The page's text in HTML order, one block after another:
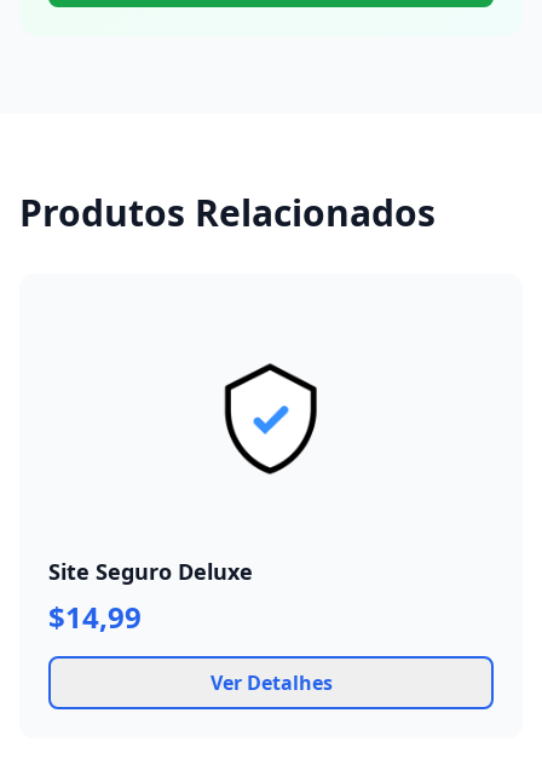
Produtos Relacionados
Site Seguro Deluxe
$14,99
Ver Detalhes